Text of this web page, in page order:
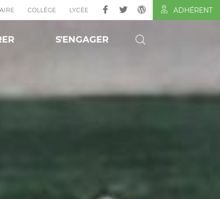
COLLÈGE LYCÉE ADHÉRENT
S'ENGAGER